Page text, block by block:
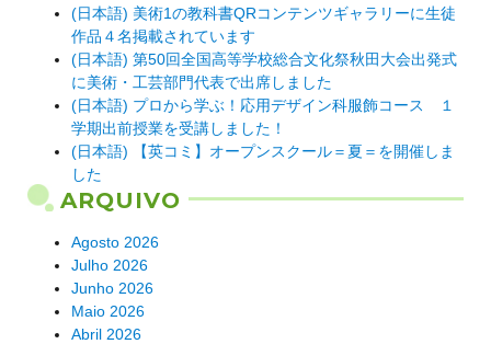
(日本語) 美術1の教科書QRコンテンツギャラリーに生徒
作品４名掲載されています
(日本語) 第50回全国高等学校総合文化祭秋田大会出発式
に美術・工芸部門代表で出席しました
(日本語) プロから学ぶ！応用デザイン科服飾コース １
学期出前授業を受講しました！
(日本語) 【英コミ】オープンスクール＝夏＝を開催しま
した
ARQUIVO
Agosto 2026
Julho 2026
Junho 2026
Maio 2026
Abril 2026